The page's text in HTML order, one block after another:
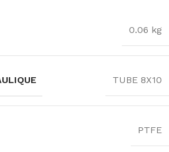
0.06 kg
TUBE 8X10
PTFE